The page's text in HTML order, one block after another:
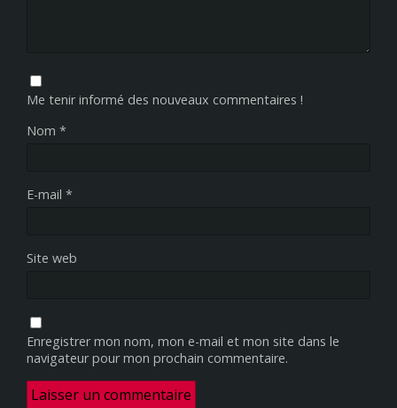
Me tenir informé des nouveaux commentaires !
Nom *
E-mail *
Site web
Enregistrer mon nom, mon e-mail et mon site dans le
navigateur pour mon prochain commentaire.